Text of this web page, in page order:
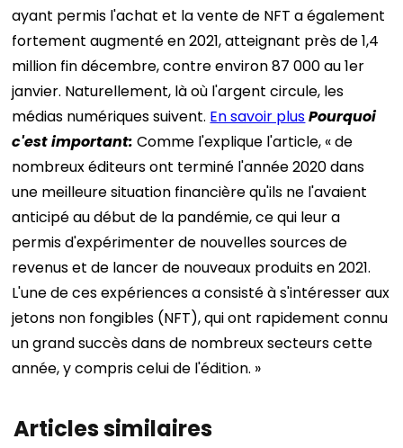
ayant permis l'achat et la vente de NFT a également
fortement augmenté en 2021, atteignant près de 1,4
million fin décembre, contre environ 87 000 au 1er
janvier. Naturellement, là où l'argent circule, les
médias numériques suivent. En savoir plusPourquoi
c'estimportant: Comme l'explique l'article, « de
nombreux éditeurs ont terminé l'année 2020 dans
une meilleure situation financière qu'ils ne l'avaient
anticipé au début de la pandémie, ce qui leur a
permis d'expérimenter de nouvelles sources de
revenus et de lancer de nouveaux produits en 2021.
L'une de ces expériences a consisté à s'intéresser aux
jetons non fongibles (NFT), qui ont rapidement connu
un grand succès dans de nombreux secteurs cette
année, y compris celui de l'édition. »
Articles similaires